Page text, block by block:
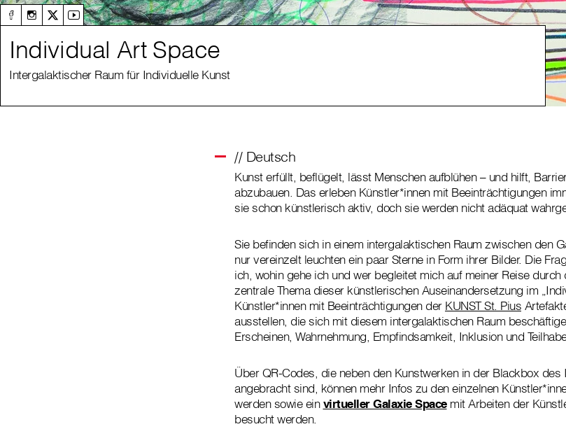
Individual Art Space
Intergalaktischer Raum für Individuelle Kunst
// Deutsch
Kunst erfüllt, beflügelt, lässt Menschen aufblühen – und hilft,
abzubauen. Das erleben Künstler*innen mit Beeinträchtigungen
sie schon künstlerisch aktiv, doch sie werden nicht adäquat
Sie befinden sich in einem intergalaktischen Raum zwischen den
nur vereinzelt leuchten ein paar Sterne in Form ihrer Bilder. Die
ich, wohin gehe ich und wer begleitet mich auf meiner Reise durch
zentrale Thema dieser künstlerischen Auseinandersetzung im
Künstler*innen mit Beeinträchtigungen der KUNST St. Pius
ausstellen, die sich mit diesem intergalaktischen Raum
Erscheinen, Wahrnehmung, Empfindsamkeit, Inklusion und
Über QR-Codes, die neben den Kunstwerken in der Blackbox des
angebracht sind, können mehr Infos zu den einzelnen
werden sowie einvirtueller Galaxie Spacemit Arbeiten der
besucht werden.